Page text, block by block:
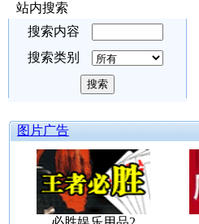
站内搜索
搜索内容
搜索类别
图片广告